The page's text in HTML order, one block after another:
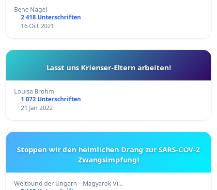
Bene Nagel
2 418 Unterschriften
16 Oct 2021
Lasst uns Krienser-Eltern arbeiten!
Louisa Brohm
1 072 Unterschriften
21 Jan 2022
Stoppen wir den heimlichen Drang zur SARS-COV-2
Zwangsimpfung!
Weltbund der Ungarn – Magyarok Vi…